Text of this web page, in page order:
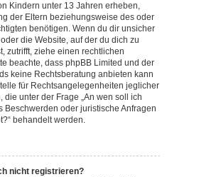
Kindern unter 13 Jahren erheben,
der Eltern beziehungsweise des oder
benötigen. Wenn du dir unsicher
die Website, auf der du dich zu
zutrifft, ziehe einen rechtlichen
beachte, dass phpBB Limited und der
keine Rechtsberatung anbieten kann
für Rechtsangelegenheiten jeglicher
die unter der Frage „An wen soll ich
Beschwerden oder juristische Anfragen
behandelt werden.
nicht registrieren?